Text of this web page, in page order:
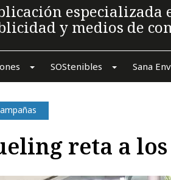
especializada
y medios de
SOStenibles Sana
reta a